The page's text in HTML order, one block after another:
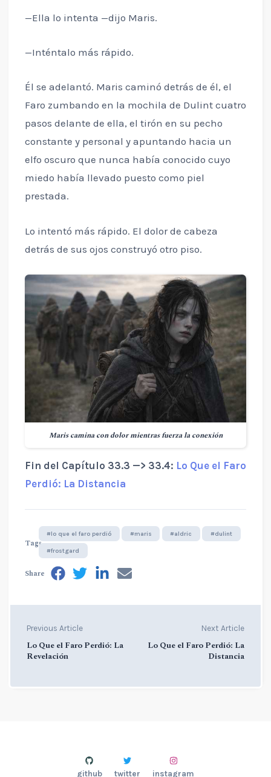
—Ella lo intenta —dijo Maris.
—Inténtalo más rápido.
Él se adelantó. Maris caminó detrás de él, el
Faro zumbando en la mochila de Dulint cuatro
pasos delante de ella, el tirón en su pecho
constante y personal y apuntando hacia un
elfo oscuro que nunca había conocido cuyo
miedo había llevado puesto como piel
prestada.
Lo intentó más rápido. El dolor de cabeza
detrás de sus ojos construyó otro piso.
Maris camina con dolor mientras fuerza la conexión
Fin del Capítulo 33.3 —> 33.4: Lo Que el Faro
Perdió: La Distancia
Tags
#lo que el faro perdió #maris #aldric #dulint
#frostgard
Share
Previous Article
Lo Que el Faro Perdió: La
Revelación
Next Article
Lo Que el Faro Perdió: La
Distancia
github twitter instagram